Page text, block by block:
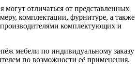
могут отличаться от представленных
комплектации, фурнитуре, а также
комплектующих и
мебели по индивидуальному заказу
по возможности её применения.